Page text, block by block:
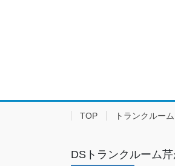
TOP トランクルー
DSトランクルーム